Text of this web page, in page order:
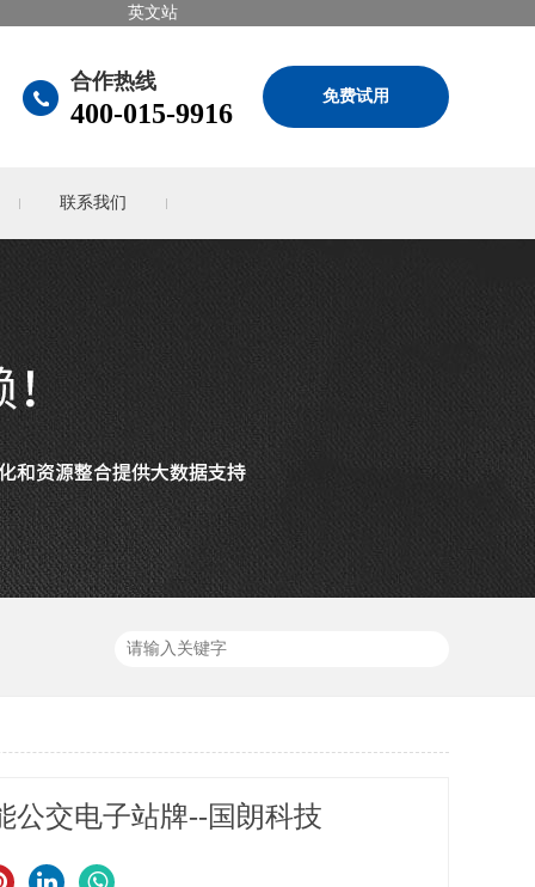
英文站
免费试用
合作热线
400-015-9916
联系我们
公交电子站牌--国朗科技